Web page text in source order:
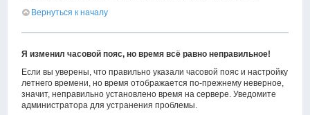
Вернуться к началу
Я изменил часовой пояс, но время всё равно неправильное!
Если вы уверены, что правильно указали часовой пояс и настройку
летнего времени, но время отображается по-прежнему неверное,
значит, неправильно установлено время на сервере. Уведомите
администратора для устранения проблемы.